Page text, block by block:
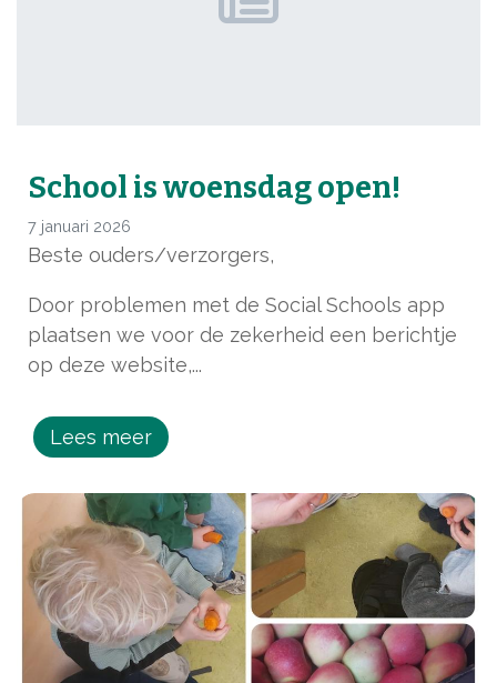
School is woensdag open!
7 januari 2026
Beste ouders/verzorgers,
Door problemen met de Social Schools app
plaatsen we voor de zekerheid een berichtje
op deze website,...
Lees meer